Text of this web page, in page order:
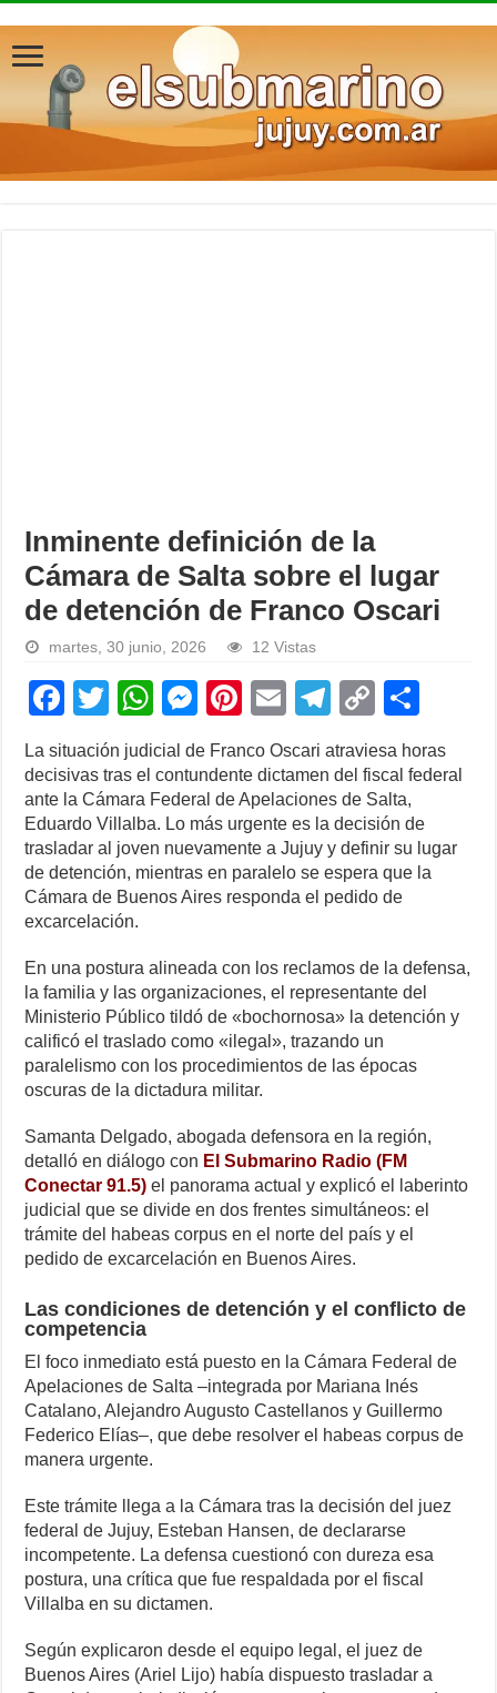
Inminente definición de la
Cámara de Salta sobre el lugar
de detención de Franco Oscari
martes, 30 junio, 2026 12 Vistas
F
c
e
b
o
o
T
wi
tt
er
W
h
at
s
A
p
p
M
e
ss
e
n
g
er
Pi
er
e
st
E
ail
T
e
gr
a
m
C
p
y
Li
n
k
ar
La situación judicial de Franco Oscari atraviesa horas
decisivas tras el contundente dictamen del fiscal federal
ante la Cámara Federal de Apelaciones de Salta,
Eduardo Villalba. Lo más urgente es la decisión de
trasladar al joven nuevamente a Jujuy y definir su lugar
de detención, mientras en paralelo se espera que la
Cámara de Buenos Aires responda el pedido de
excarcelación.
En una postura alineada con los reclamos de la defensa,
la familia y las organizaciones, el representante del
Ministerio Público tildó de «bochornosa» la detención y
calificó el traslado como «ilegal», trazando un
paralelismo con los procedimientos de las épocas
oscuras de la dictadura militar.
Samanta Delgado, abogada defensora en la región,
detalló en diálogo con El Submarino Radio (FM
Conectar 91.5) el panorama actual y explicó el laberinto
judicial que se divide en dos frentes simultáneos: el
trámite del habeas corpus en el norte del país y el
pedido de excarcelación en Buenos Aires.
Las condiciones de detención y el conflicto de
competencia
El foco inmediato está puesto en la Cámara Federal de
Apelaciones de Salta –integrada por Mariana Inés
Catalano, Alejandro Augusto Castellanos y Guillermo
Federico Elías–, que debe resolver el habeas corpus de
manera urgente.
Este trámite llega a la Cámara tras la decisión del juez
federal de Jujuy, Esteban Hansen, de declararse
incompetente. La defensa cuestionó con dureza esa
postura, una crítica que fue respaldada por el fiscal
Villalba en su dictamen.
Según explicaron desde el equipo legal, el juez de
Buenos Aires (Ariel Lijo) había dispuesto trasladar a